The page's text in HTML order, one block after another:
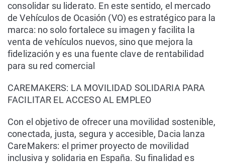
consolidar su liderato. En este sentido, el mercado
de Vehículos de Ocasión (VO) es estratégico para la
marca: no solo fortalece su imagen y facilita la
venta de vehículos nuevos, sino que mejora la
fidelización y es una fuente clave de rentabilidad
para su red comercial
CAREMAKERS: LA MOVILIDAD SOLIDARIA PARA
FACILITAR EL ACCESO AL EMPLEO
Con el objetivo de ofrecer una movilidad sostenible,
conectada, justa, segura y accesible, Dacia lanza
CareMakers: el primer proyecto de movilidad
inclusiva y solidaria en España. Su finalidad es